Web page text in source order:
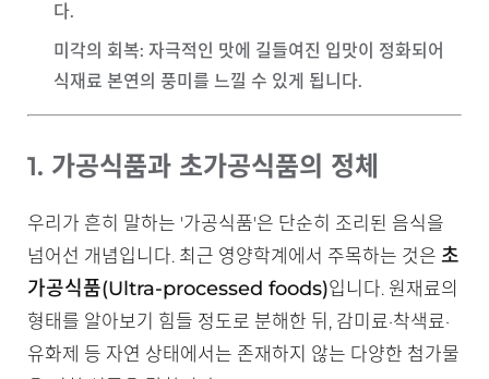
다.
미각의 회복: 자극적인 맛에 길들여진 입맛이 정화되어
식재료 본연의 풍미를 느낄 수 있게 됩니다.
1. 가공식품과 초가공식품의 정체
우리가 흔히 말하는 '가공식품'은 단순히 조리된 음식을
넘어선 개념입니다. 최근 영양학계에서 주목하는 것은 초
가공식품(Ultra-processed foods)입니다. 원재료의
형태를 알아보기 힘들 정도로 분해한 뒤, 감미료·착색료·
유화제 등 자연 상태에서는 존재하지 않는 다양한 첨가물